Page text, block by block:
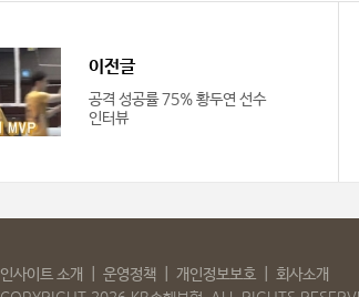
이전글
공격 성공률 75% 황두연 선수
인터뷰
인사이트 소개 운영정책 개인정보보호 회사소개